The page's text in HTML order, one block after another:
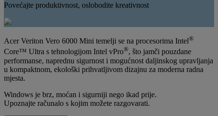
Povećajte produktivnost, oslobodite kreativnost
Acer Veriton Vero 6000 Mini temelji se na procesorima Intel®
Core™ Ultra s tehnologijom Intel vPro®, što jamči pouzdane
performanse, naprednu sigurnost i mogućnost daljinskog upravljanja
u kompaktnom, ekološki prihvatljivom dizajnu za moderna radna
mjesta.
Windows je brz, moćan i sigurniji nego ikad prije.
Upoznajte računalo s kojim možete razgovarati.